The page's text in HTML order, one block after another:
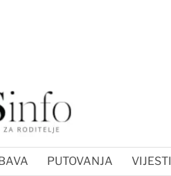
PUTOVANJA VIJESTI